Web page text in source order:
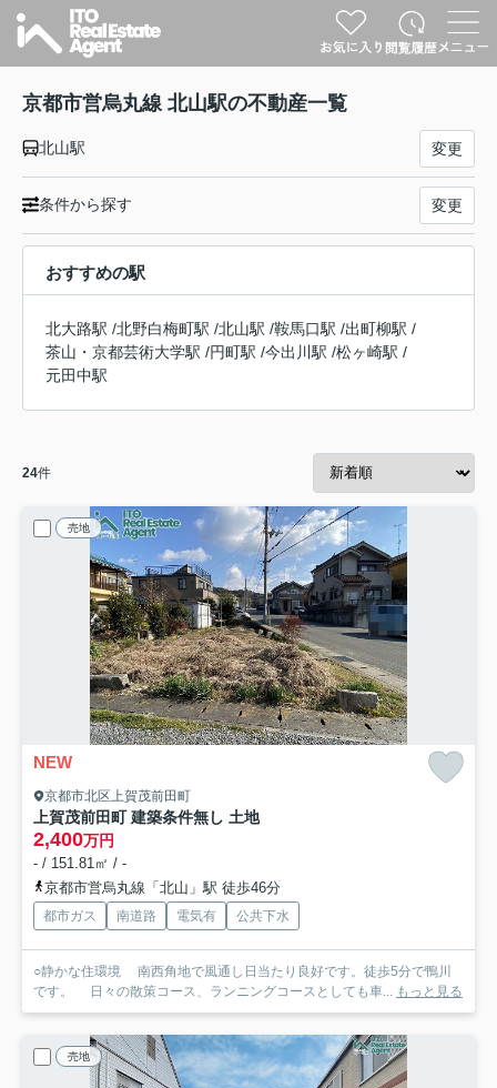
京都市営烏丸線 北山駅の不動産一覧
北山駅 変更
条件から探す 変更
おすすめの駅
北大路駅 /北野白梅町駅 /北山駅 /鞍馬口駅 /出町柳駅 /
茶山・京都芸術大学駅 /円町駅 /今出川駅 /松ヶ崎駅 /
元田中駅
24件
売地
NEW
京都市北区上賀茂前田町
上賀茂前田町 建築条件無し 土地
2,400万円
- / 151.81㎡ / -
京都市営烏丸線「北山」駅 徒歩46分
都市ガス 南道路 電気有 公共下水
○静かな住環境 南西角地で風通し日当たり良好です。徒歩5分で鴨川
です。 日々の散策コース、ランニングコースとしても車...
もっと見る
売地